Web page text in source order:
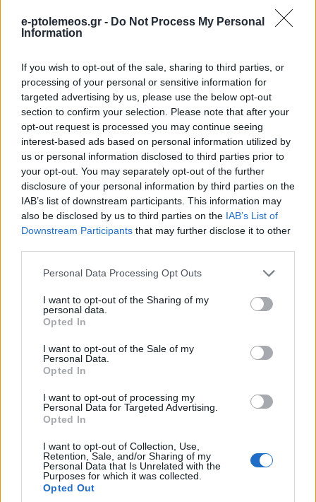
e-ptolemeos.gr - Do Not Process My Personal
Information
If you wish to opt-out of the sale, sharing to third parties, or
processing of your personal or sensitive information for
targeted advertising by us, please use the below opt-out
section to confirm your selection. Please note that after your
opt-out request is processed you may continue seeing
interest-based ads based on personal information utilized by
us or personal information disclosed to third parties prior to
your opt-out. You may separately opt-out of the further
disclosure of your personal information by third parties on the
IAB’s list of downstream participants. This information may
also be disclosed by us to third parties on the IAB’s List of
Downstream Participants that may further disclose it to other
Please note that this website/app uses one or more Google
not limited to your visit or usage behaviour. You may click to
grant or deny consent to Google and its third-party tags to
use your data for below specified purposes in below Google
consent section.
Personal Data Processing Opt Outs
I want to opt-out of the Sharing of my
personal data.
Opted In
I want to opt-out of the Sale of my
Personal Data.
Opted In
I want to opt-out of processing my
Personal Data for Targeted Advertising.
Opted In
I want to opt-out of Collection, Use,
Retention, Sale, and/or Sharing of my
Personal Data that Is Unrelated with the
Purposes for which it was collected.
Opted Out